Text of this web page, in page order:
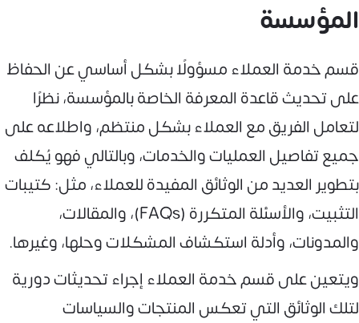
المؤسسة
قسم خدمة العملاء مسؤولًا بشكل أساسي عن الحفاظ
على تحديث قاعدة المعرفة الخاصة بالمؤسسة، نظرًا
لتعامل الفريق مع العملاء بشكل منتظم، واطلاعه على
جميع تفاصيل العمليات والخدمات، وبالتالي فهو يُكلف
بتطوير العديد من الوثائق المفيدة للعملاء، مثل: كتيبات
التثبيت، والأسئلة المتكررة (FAQs)، والمقالات،
والمدونات، وأدلة استكشاف المشكلات وحلها، وغيرها.
ويتعين على قسم خدمة العملاء إجراء تحديثات دورية
لتلك الوثائق التي تعكس المنتجات والسياسات